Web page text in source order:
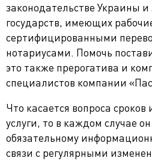
законодательстве Украины
государств, имеющих
сертифицированными
нотариусами. Помочь
это также прерогатива и
специалистов компании
Что касается вопроса
услуги, то в каждом случае
обязательному
связи с регулярными